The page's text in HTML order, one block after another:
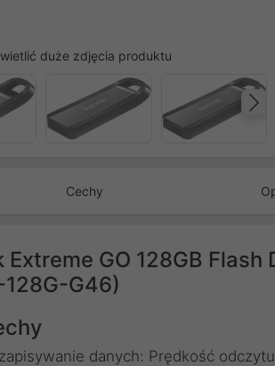
duże zdjęcia produktu
Cechy
Extreme GO 128GB
G46)
danych: Prędkość